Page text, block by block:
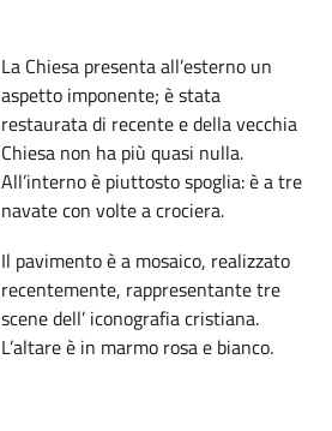
La Chiesa presenta all’esterno un
aspetto imponente; è stata
restaurata di recente e della vecchia
Chiesa non ha più quasi nulla.
All’interno è piuttosto spoglia: è a tre
navate con volte a crociera.
Il pavimento è a mosaico, realizzato
recentemente, rappresentante tre
scene dell’ iconografia cristiana.
L’altare è in marmo rosa e bianco.